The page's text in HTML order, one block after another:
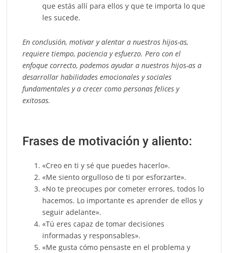
que estás allí para ellos y que te importa lo que
les sucede.
En conclusión, motivar y alentar a nuestros hijos-as,
requiere tiempo, paciencia y esfuerzo. Pero con el
enfoque correcto, podemos ayudar a nuestros hijos-as a
desarrollar habilidades emocionales y sociales
fundamentales y a crecer como personas felices y
exitosas.
Frases de motivación y aliento:
«Creo en ti y sé que puedes hacerlo».
«Me siento orgulloso de ti por esforzarte».
«No te preocupes por cometer errores, todos lo
hacemos. Lo importante es aprender de ellos y
seguir adelante».
«Tú eres capaz de tomar decisiones
informadas y responsables».
«Me gusta cómo pensaste en el problema y